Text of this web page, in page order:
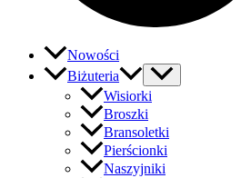
Nowości
Biżuteria
Wisiorki
Broszki
Bransoletki
Pierścionki
Naszyjniki